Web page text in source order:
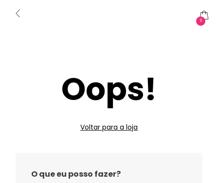
0
Oops!
Voltar para a loja
O que eu posso fazer?